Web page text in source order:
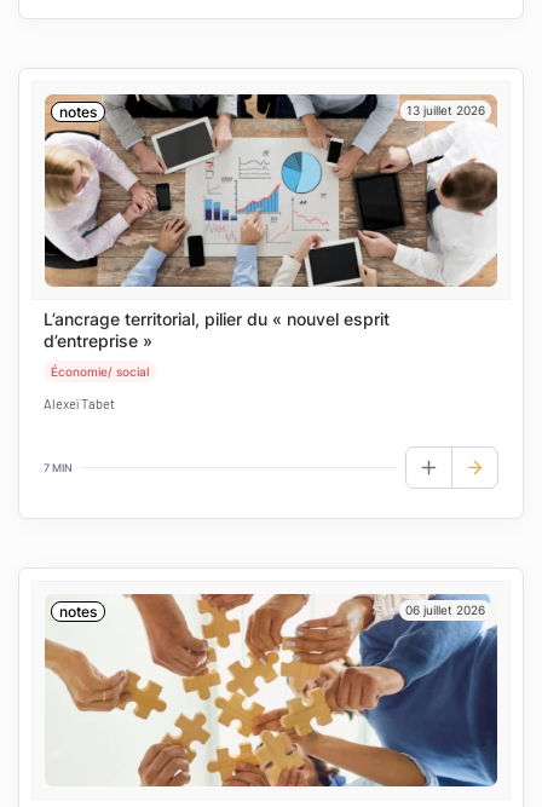
notes 13 juillet 2026
L’ancrage territorial, pilier du « nouvel esprit
d’entreprise »
Économie/ social
Alexeï Tabet
7 MIN
AJOUTER
notes 06 juillet 2026